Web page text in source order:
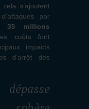
s’ajoutent
par
35 millions
coûts font
impacts
d’arrêt des